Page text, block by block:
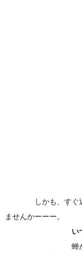
しかも、すぐ
ませんかーーー。
い
蝉がかなり、